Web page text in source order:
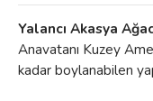
Yalancı Akasya
Anavatanı Kuzey
kadar boylanabilen